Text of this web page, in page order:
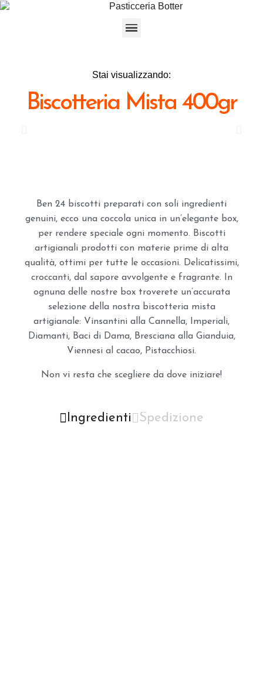
Stai visualizzando:
Biscotteria Mista 400gr
Ben 24 biscotti preparati con soli ingredienti
genuini, ecco una coccola unica in un’elegante box,
per rendere speciale ogni momento. Biscotti
artigianali prodotti con materie prime di alta
qualità, ottimi per tutte le occasioni. Delicatissimi,
croccanti, dal sapore avvolgente e fragrante. In
ognuna delle nostre box troverete un’accurata
selezione della nostra biscotteria mista
artigianale: Vinsantini alla Cannella, Imperiali,
Diamanti, Baci di Dama, Bresciana alla Gianduia,
Viennesi al cacao, Pistacchiosi.
Non vi resta che scegliere da dove iniziare!
Ingredienti Spedizione